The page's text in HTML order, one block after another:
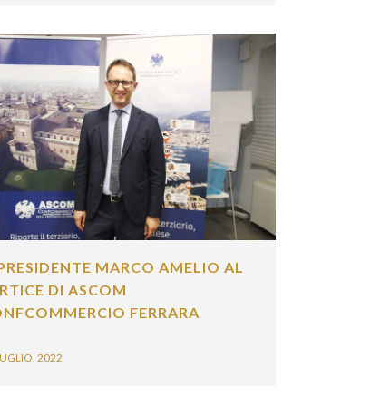
MARCO AMELIO AL
DI ASCOM
FERRARA
2022